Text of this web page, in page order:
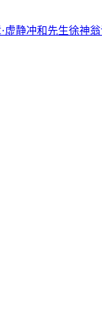
虚静冲和先生徐神